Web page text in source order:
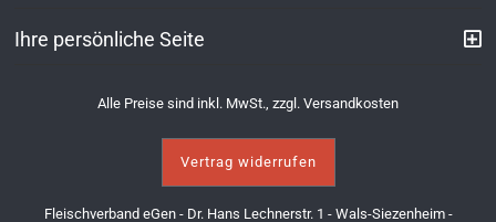
Ihre persönliche Seite
Alle Preise sind inkl. MwSt., zzgl. Versandkosten
Vertrag widerrufen
Fleischverband eGen - Dr. Hans Lechnerstr. 1 - Wals-Siezenheim -